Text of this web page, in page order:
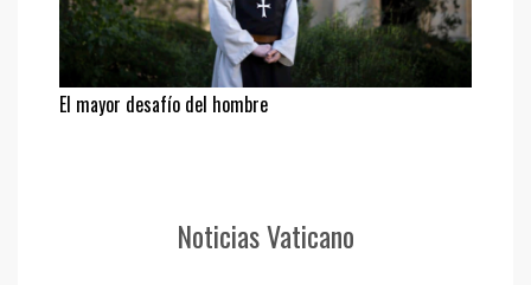
El mayor desafío del hombre
Noticias Vaticano